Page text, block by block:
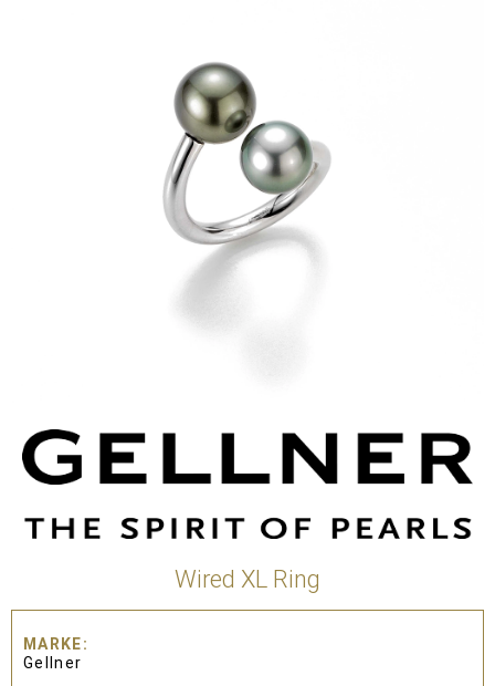
Wired XL Ring
MARKE
Gellner